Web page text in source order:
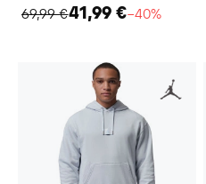
69,99 €41,99 €−40%